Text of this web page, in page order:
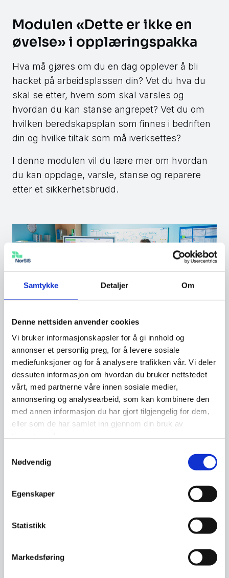
Samtykke Detaljer Om
Denne nettsiden anvender cookies
Vi bruker informasjonskapsler for å gi innhold og
annonser et personlig preg, for å levere sosiale
mediefunksjoner og for å analysere trafikken vår. Vi deler
dessuten informasjon om hvordan du bruker nettstedet
vårt, med partnerne våre innen sosiale medier,
annonsering og analysearbeid, som kan kombinere den
med annen informasjon du har gjort tilgjengelig for dem,
eller som de har samlet inn gjennom din bruk av
Nødvendig
Egenskaper
Statistikk
Markedsføring
Modulen «Dette er ikke en
øvelse» i opplæringspakka
Hva må gjøres om du en dag opplever å bli
hacket på arbeidsplassen din? Vet du hva du
skal se etter, hvem som skal varsles og
hvordan du kan stanse angrepet? Vet du om
hvilken beredskapsplan som finnes i bedriften
din og hvilke tiltak som må iverksettes?
I denne modulen vil du lære mer om hvordan
du kan oppdage, varsle, stanse og reparere
etter et sikkerhetsbrudd.
E-læring med NorSIS –
innføring i digital sikkerhet
Sammen med vår partner på e-læring
Motimate, tilbyr NorSIS både en
omfattende opplæringspakke innen …